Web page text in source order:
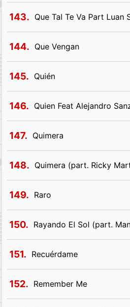
143. Que Tal Te Va Part Luan
144. Que Vengan
145. Quién
146. Quien Feat Alejandro
147. Quimera
148. Quimera (part. Ricky
149. Raro
150. Rayando El Sol (part.
151. Recuérdame
152. Remember Me